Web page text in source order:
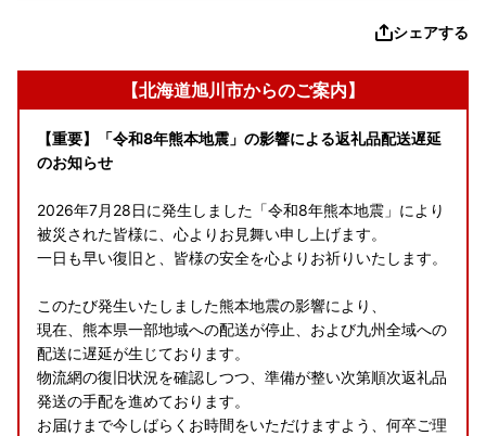
シェアする
【北海道旭川市からのご案内】
【重要】「令和8年熊本地震」の影響による返礼品配送遅延
のお知らせ
2026年7月28日に発生しました「令和8年熊本地震」により
被災された皆様に、心よりお見舞い申し上げます。
一日も早い復旧と、皆様の安全を心よりお祈りいたします。
このたび発生いたしました熊本地震の影響により、
現在、熊本県一部地域への配送が停止、および九州全域への
配送に遅延が生じております。
物流網の復旧状況を確認しつつ、準備が整い次第順次返礼品
発送の手配を進めております。
お届けまで今しばらくお時間をいただけますよう、何卒ご理